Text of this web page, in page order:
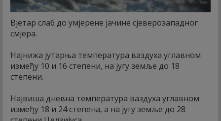
Вјетар слаб до умјерене јачине сјеверозападног
смјера.
Најнижа јутарња температура ваздуха углавном
између 10 и 16 степени, на југу земље до 18
степени.
Највиша дневна температура ваздуха углавном
између 18 и 24 степена, а на југу земље до 28